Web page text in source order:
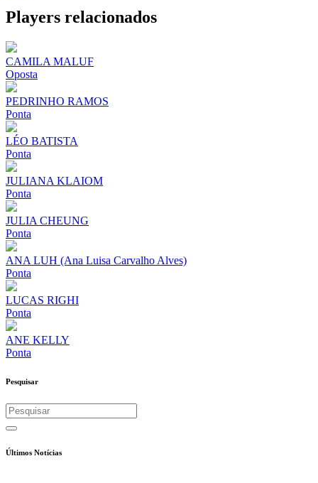
Players relacionados
CAMILA MALUF
Oposta
PEDRINHO RAMOS
Ponta
LÉO BATISTA
Ponta
JULIANA KLAIOM
Ponta
JULIA CHEUNG
Ponta
ANA LUH (Ana Luisa Carvalho Alves)
Ponta
LUCAS RIGHI
Ponta
ANE KELLY
Ponta
Pesquisar
Últimos Notícias